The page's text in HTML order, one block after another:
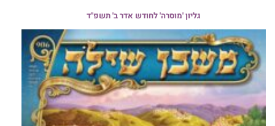
גליון 'מוסרה' לחודש אדר ב' תשפ"ד